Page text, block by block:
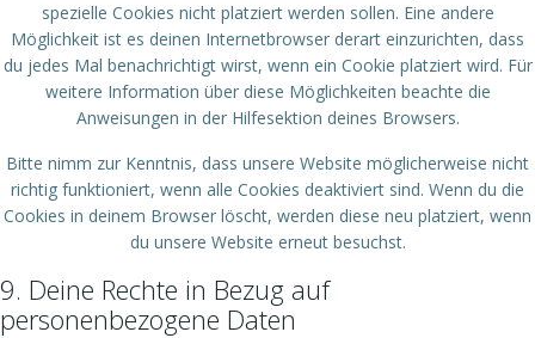
spezielle Cookies nicht platziert werden sollen. Eine andere
Möglichkeit ist es deinen Internetbrowser derart einzurichten, dass
du jedes Mal benachrichtigt wirst, wenn ein Cookie platziert wird. Für
weitere Information über diese Möglichkeiten beachte die
Anweisungen in der Hilfesektion deines Browsers.
Bitte nimm zur Kenntnis, dass unsere Website möglicherweise nicht
richtig funktioniert, wenn alle Cookies deaktiviert sind. Wenn du die
Cookies in deinem Browser löscht, werden diese neu platziert, wenn
du unsere Website erneut besuchst.
9. Deine Rechte in Bezug auf
personenbezogene Daten